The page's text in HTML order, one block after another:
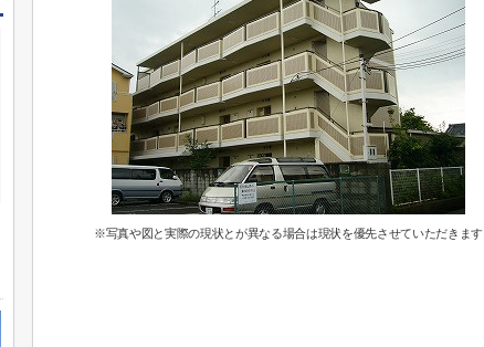
※写真や図と実際の現状とが異なる場合は現状を優先させていただきます